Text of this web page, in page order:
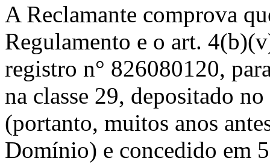
A Reclamante comprova
Regulamento e o art.
registro n° 826080120,
na classe 29, depositado
(portanto, muitos anos
Domínio) e concedido em